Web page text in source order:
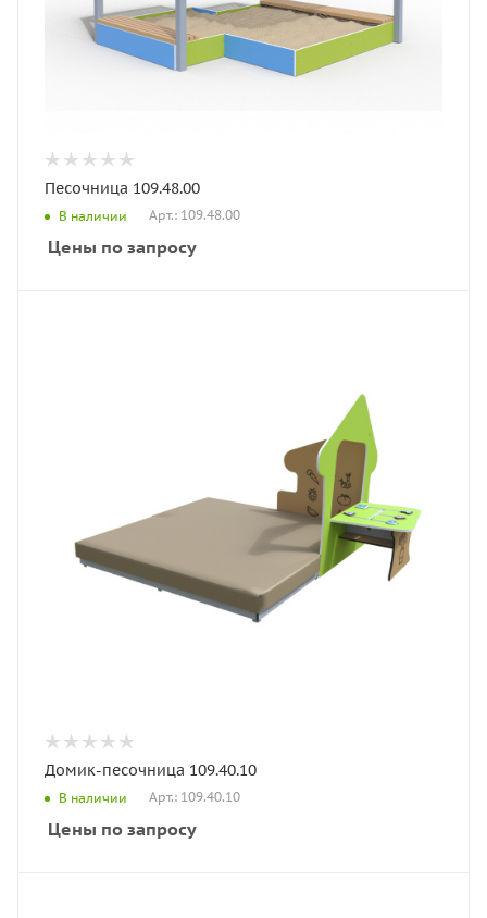
Песочница 109.48.00
В наличии Арт.: 109.48.00
Цены по запросу
Домик-песочница 109.40.10
В наличии Арт.: 109.40.10
Цены по запросу